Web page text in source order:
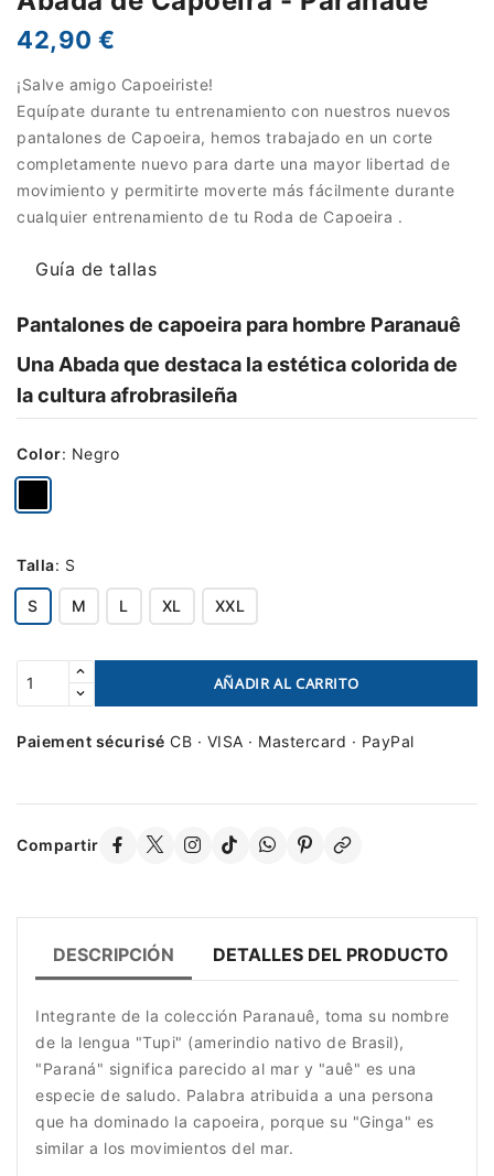
42,90 €
¡Salve amigo Capoeiriste!
Equípate durante tu entrenamiento con nuestros nuevos
pantalones de Capoeira, hemos trabajado en un corte
completamente nuevo para darte una mayor libertad de
movimiento y permitirte moverte más fácilmente durante
cualquier entrenamiento de tu Roda de Capoeira .
Guía de tallas
Pantalones de capoeira para hombre Paranauê
Una Abada que destaca la estética colorida de
la cultura afrobrasileña
Color: Negro
Talla: S
S M L XL XXL
AÑADIR AL CARRITO
Paiement sécurisé CB · VISA · Mastercard · PayPal
Compartir
DESCRIPCIÓN DETALLES DEL PRODUCTO
Integrante de la colección Paranauê, toma su nombre
de la lengua "Tupi" (amerindio nativo de Brasil),
"Paraná" significa parecido al mar y "auê" es una
especie de saludo. Palabra atribuida a una persona
que ha dominado la capoeira, porque su "Ginga" es
similar a los movimientos del mar.